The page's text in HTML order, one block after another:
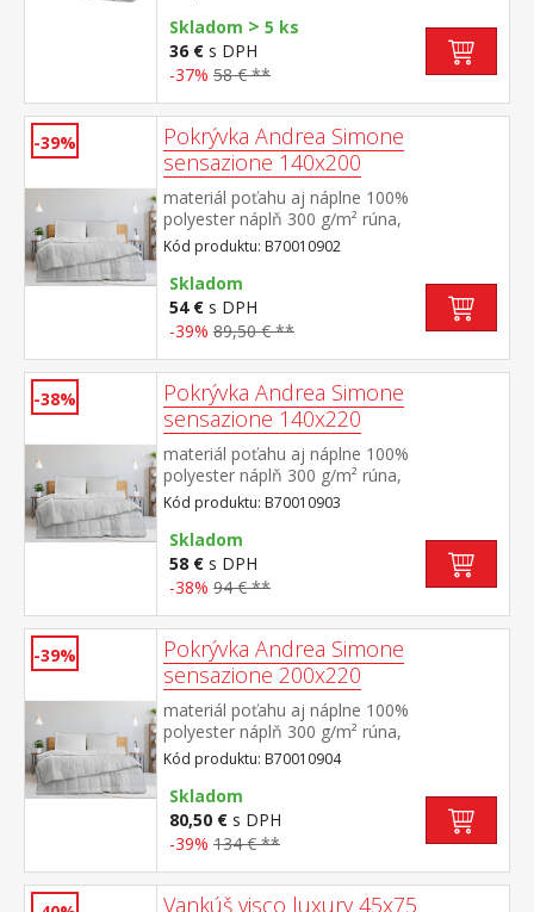
Skladom > 5 ks
36 € s DPH
-37% 58 € **
-39%
Pokrývka Andrea Simone
sensazione 140x200
materiál poťahu aj náplne 100%
polyester náplň 300 g/m² rúna,
termoregulačná elegantne prešitý poťah
Kód produktu: B70010902
Skladom
54 € s DPH
-39% 89,50 € **
-38%
Pokrývka Andrea Simone
sensazione 140x220
materiál poťahu aj náplne 100%
polyester náplň 300 g/m² rúna,
termoregulačná elegantne prešitý poťah
Kód produktu: B70010903
Skladom
58 € s DPH
-38% 94 € **
-39%
Pokrývka Andrea Simone
sensazione 200x220
materiál poťahu aj náplne 100%
polyester náplň 300 g/m² rúna,
termoregulačná elegantne prešitý poťah
Kód produktu: B70010904
Skladom
80,50 € s DPH
-39% 134 € **
Vankúš visco luxury 45x75